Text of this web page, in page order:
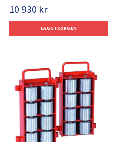
10 930 kr